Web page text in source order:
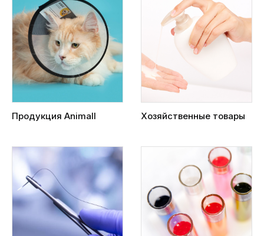
Продукция Animall Хозяйственные товары